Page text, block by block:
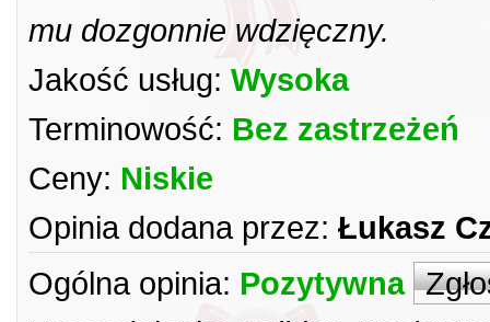
mu dozgonnie wdzięczny.
Jakość usług: Wysoka
Terminowość: Bez zastrzeżeń
Ceny: Niskie
Opinia dodana przez: Łukasz
Ogólna opinia: Pozytywna